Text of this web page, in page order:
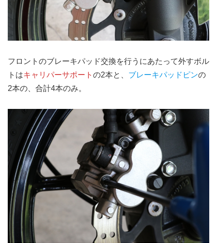
フロントのブレーキパッド交換を行うにあたって外すボル
トはキャリパーサポート の2本と、 ブレーキパッドピンの
2本の、合計4本のみ。